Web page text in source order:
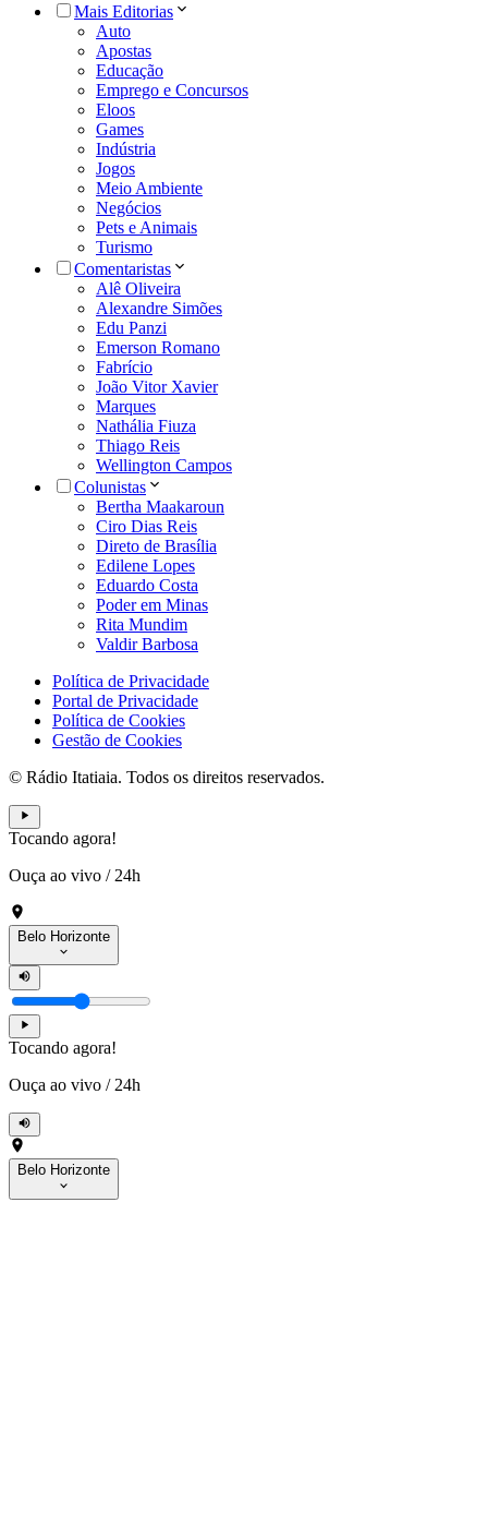
Mais Editorias
Auto
Apostas
Educação
Emprego e Concursos
Eloos
Games
Indústria
Jogos
Meio Ambiente
Negócios
Pets e Animais
Turismo
Comentaristas
Alê Oliveira
Alexandre Simões
Edu Panzi
Emerson Romano
Fabrício
João Vitor Xavier
Marques
Nathália Fiuza
Thiago Reis
Wellington Campos
Colunistas
Bertha Maakaroun
Ciro Dias Reis
Direto de Brasília
Edilene Lopes
Eduardo Costa
Poder em Minas
Rita Mundim
Valdir Barbosa
Política de Privacidade
Portal de Privacidade
Política de Cookies
Gestão de Cookies
© Rádio Itatiaia. Todos os direitos reservados.
Tocando agora!
Ouça ao vivo / 24h
Belo Horizonte
Tocando agora!
Ouça ao vivo / 24h
Belo Horizonte